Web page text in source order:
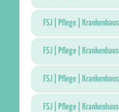
FSJ | Pflege | Krankenhaus
FSJ | Pflege | Krankenhaus
FSJ | Pflege | Krankenhaus
FSJ | Pflege | Krankenhaus